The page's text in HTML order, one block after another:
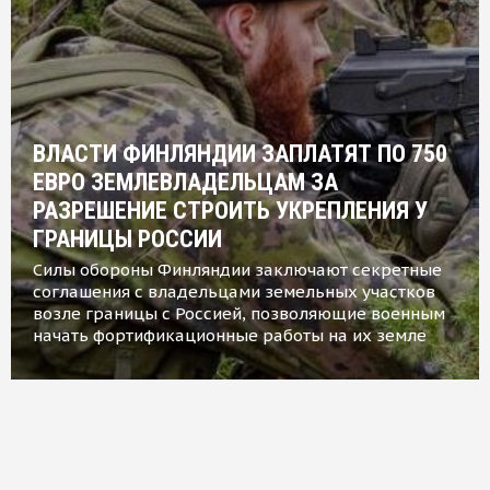
ВЛАСТИ ФИНЛЯНДИИ ЗАПЛАТЯТ ПО 750
ЕВРО ЗЕМЛЕВЛАДЕЛЬЦАМ ЗА
РАЗРЕШЕНИЕ СТРОИТЬ УКРЕПЛЕНИЯ У
ГРАНИЦЫ РОССИИ
Силы обороны Финляндии заключают секретные
соглашения с владельцами земельных участков
возле границы с Россией, позволяющие военным
начать фортификационные работы на их земле